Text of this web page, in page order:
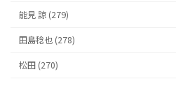
能見 諒 (279)
田島稔也 (278)
松田 (270)